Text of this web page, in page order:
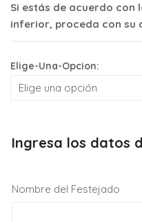
Si estás de acuerdo con
inferior, proceda con su
Elige-Una-Opcion:
Ingresa los datos
Nombre del Festejado